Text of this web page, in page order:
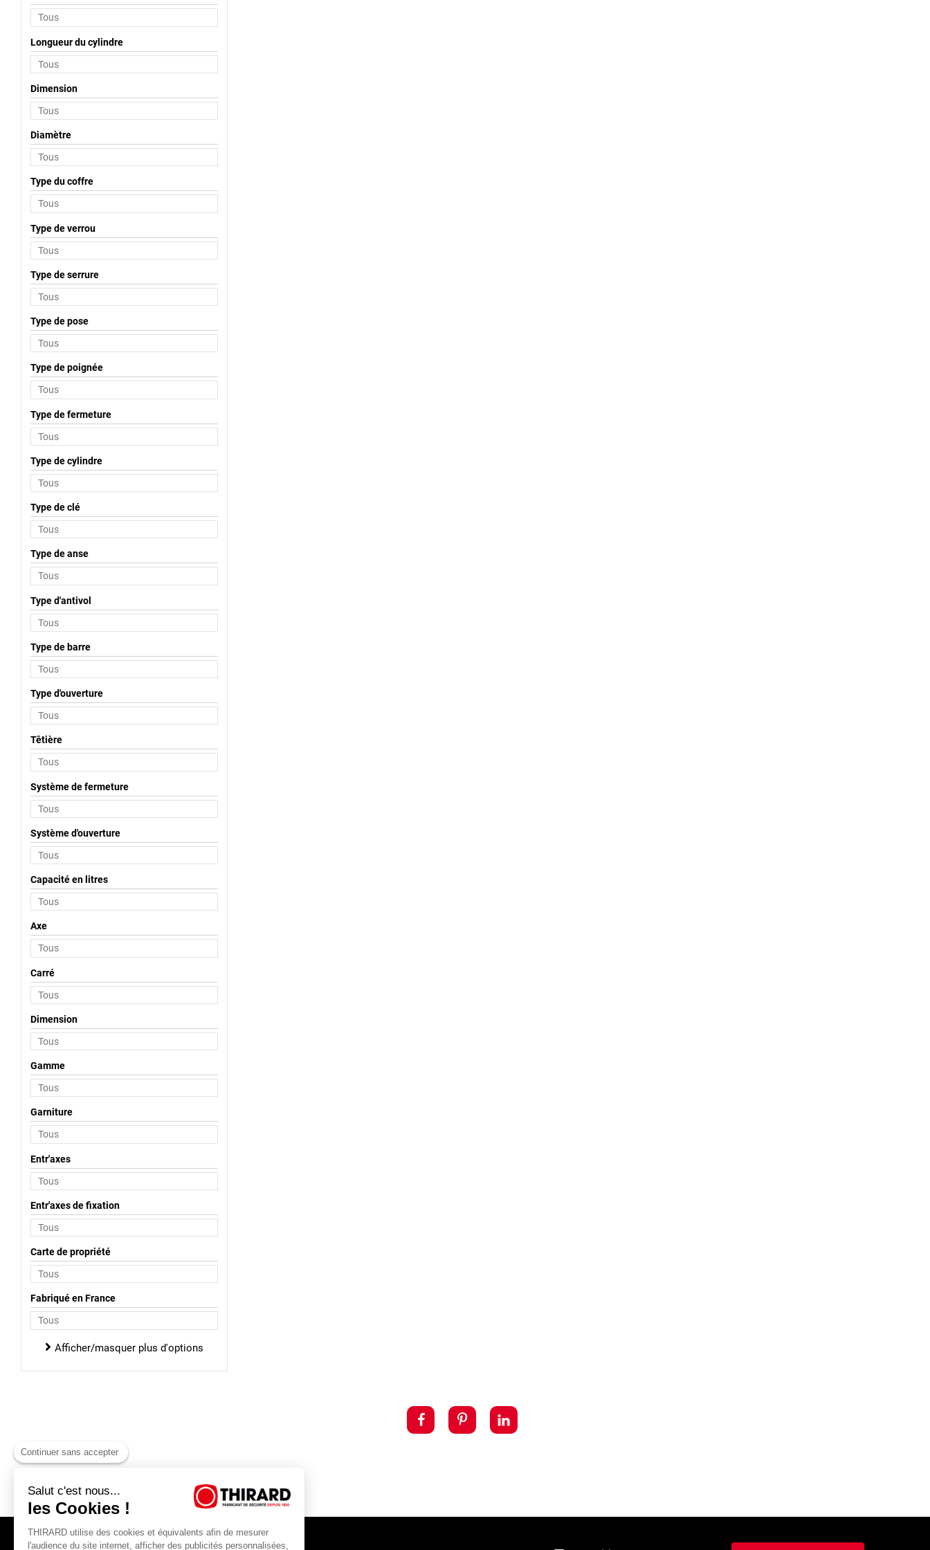
Longueur du cylindre
Dimension
Diamètre
Type du coffre
Type de verrou
Type de serrure
Type de pose
Type de poignée
Type de fermeture
Type de cylindre
Type de clé
Type de anse
Type d'antivol
Type de barre
Type d'ouverture
Têtière
Système de fermeture
Système d'ouverture
Capacité en litres
Axe
Carré
Dimension
Gamme
Garniture
Entr'axes
Entr'axes de fixation
Carte de propriété
Fabriqué en France
Afficher/masquer plus d'options
Continuer sans accepter
Salut c'est nous...
les Cookies !
THIRARD utilise des cookies et équivalents afin de mesurer
l'audience du site internet, afficher des publicités personnalisées,